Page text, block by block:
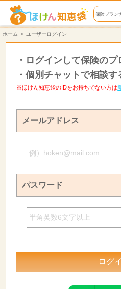
保険プラン
ホーム ユーザーログイン
・ ログインして保険のプ
・個別チャットで相談す
※ほけん知恵袋のIDをお持ちでない方は
メールアドレス
パスワード